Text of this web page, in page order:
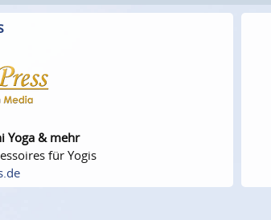
Yoga & mehr
für Yogis